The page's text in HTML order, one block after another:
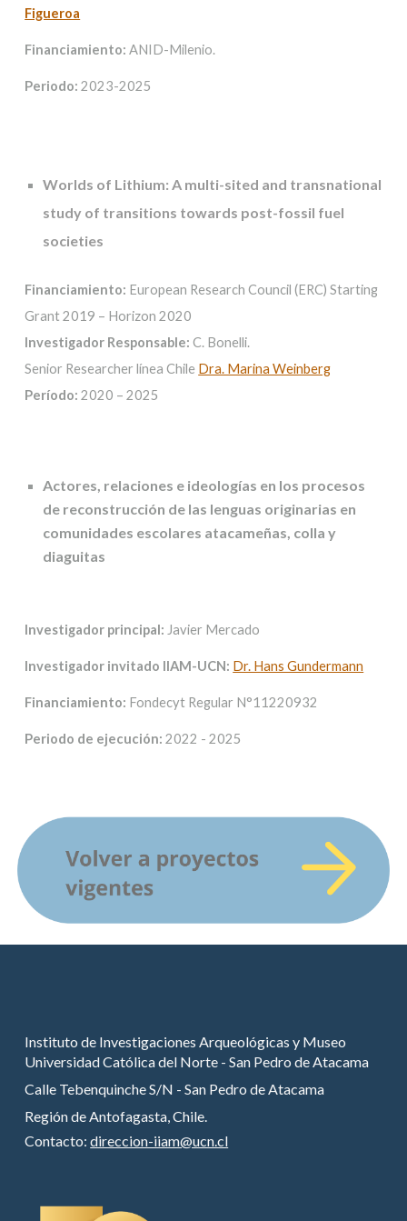
Figueroa
Financiamiento: ANID-Milenio.
Periodo:2023-2025
Worlds of Lithium: A multi-sited and transnational
study of transitions towards post-fossil fuel
societies
Financiamiento: European Research Council (ERC) Starting
Grant 2019 – Horizon 2020
Investigador Responsable:C. Bonelli.
Senior Researcher línea Chile Dra. Marina Weinberg
Período: 2020 – 2025
Actores, relaciones e ideologías en los procesos
de reconstrucción de las lenguas originarias en
comunidades escolares atacameñas, colla y
diaguitas
Investigador principal: Javier Mercado
Investigador invitado IIAM-UCN: Dr. Hans Gundermann
Financiamiento: Fondecyt Regular N°11220932
Periodo de ejecución:2022 - 2025
Instituto de Investigaciones Arqueológicas y Museo
Universidad Católica del Norte - San Pedro de Atacama
Calle Tebenquinche S/N - San Pedro de Atacama
Región de Antofagasta, Chile.
Contacto:direccion-iiam@ucn.cl